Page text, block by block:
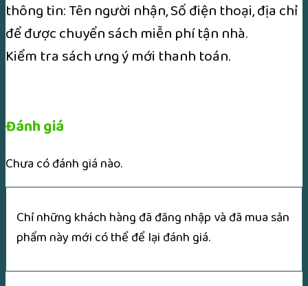
thông tin: Tên người nhận, Số điện thoại, địa chỉ
để được chuyển sách miễn phí tận nhà.
Kiểm tra sách ưng ý mới thanh toán.
Đánh giá
Chưa có đánh giá nào.
Chỉ những khách hàng đã đăng nhập và đã mua sản
phẩm này mới có thể để lại đánh giá.